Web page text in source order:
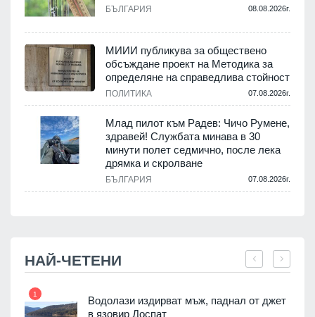
БЪЛГАРИЯ 08.08.2026г.
МИИИ публикува за обществено
обсъждане проект на Методика за
определяне на справедлива стойност
ПОЛИТИКА 07.08.2026г.
Млад пилот към Радев: Чичо Румене,
здравей! Службата минава в 30
минути полет седмично, после лека
дрямка и скролване
БЪЛГАРИЯ 07.08.2026г.
НАЙ-ЧЕТЕНИ
1
Водолази издирват мъж, паднал от джет
в язовир Доспат